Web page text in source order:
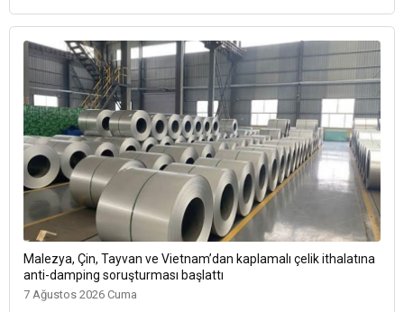
Malezya, Çin, Tayvan ve Vietnam’dan kaplamalı çelik ithalatına
anti-damping soruşturması başlattı
7 Ağustos 2026 Cuma